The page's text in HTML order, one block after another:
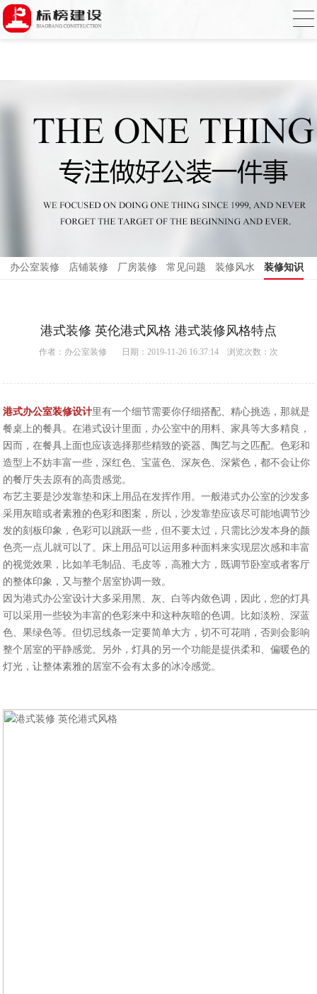
小黄片大全下载,小黄片应用下载,小黄片短
视频,下载小黄片免费
办公室装修 店铺装修 厂房装修 常见问题 装修风水 装修知识
港式装修 英伦港式风格 港式装修风格特点
作者： 办公室装修 日期：2019-11-26 16:37:14 浏览次数： 次
港式办公室装修设计里有一个细节需要你仔细搭配、精心挑选，那就是
餐桌上的餐具。在港式设计里面，办公室中的用料、家具等大多精良，
因而，在餐具上面也应该选择那些精致的瓷器、陶艺与之匹配。色彩和
造型上不妨丰富一些，深红色、宝蓝色、深灰色、深紫色，都不会让你
的餐厅失去原有的高贵感觉。
布艺主要是沙发靠垫和床上用品在发挥作用。一般港式办公室的沙发多
采用灰暗或者素雅的色彩和图案，所以，沙发靠垫应该尽可能地调节沙
发的刻板印象，色彩可以跳跃一些，但不要太过，只需比沙发本身的颜
色亮一点儿就可以了。床上用品可以运用多种面料来实现层次感和丰富
的视觉效果，比如羊毛制品、毛皮等，高雅大方，既调节卧室或者客厅
的整体印象，又与整个居室协调一致。
因为港式办公室设计大多采用黑、灰、白等内敛色调，因此，您的灯具
可以采用一些较为丰富的色彩来中和这种灰暗的色调。比如淡粉、深蓝
色、果绿色等。但切忌线条一定要简单大方，切不可花哨，否则会影响
整个居室的平静感觉。另外，灯具的另一个功能是提供柔和、偏暖色的
灯光，让整体素雅的居室不会有太多的冰冷感觉。